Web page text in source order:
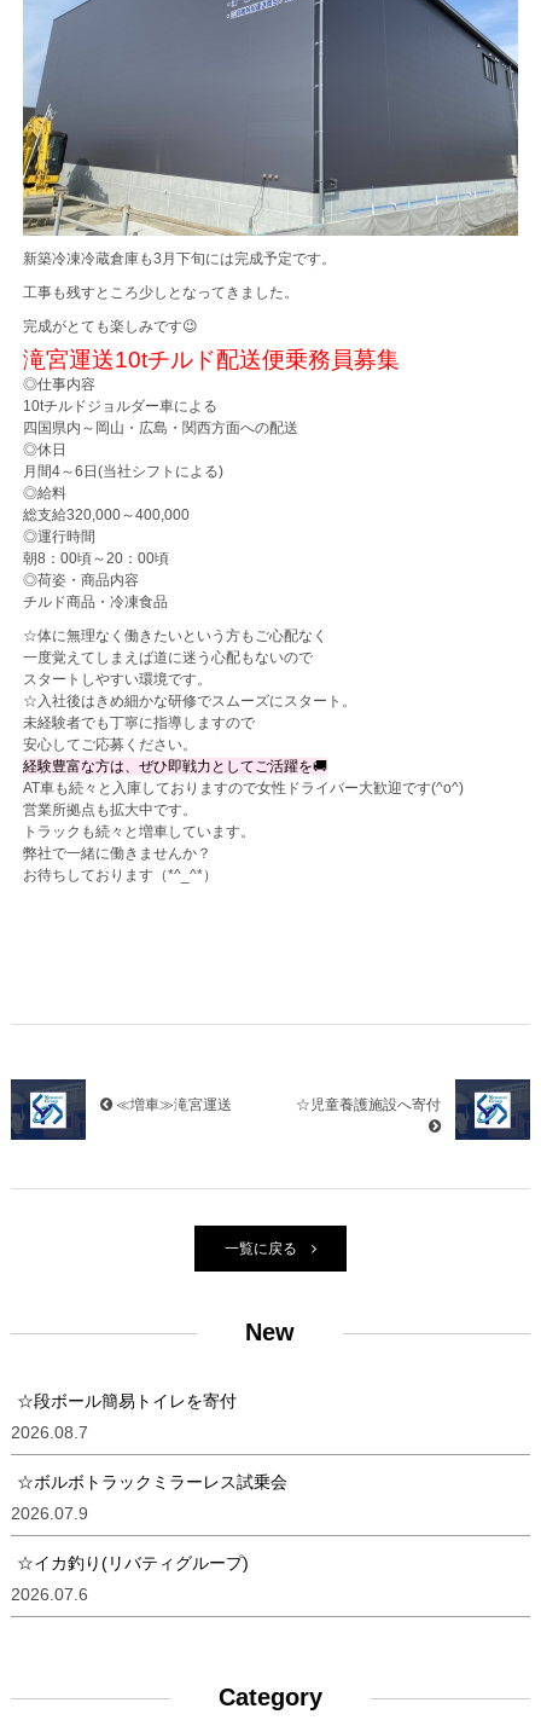
新築冷凍冷蔵倉庫も3月下旬には完成予定です。
工事も残すところ少しとなってきました。
完成がとても楽しみです😉
滝宮運送10tチルド配送便乗務員募集
◎仕事内容
10tチルドジョルダー車による
四国県内～岡山・広島・関西方面への配送
◎休日
月間4～6日(当社シフトによる)
◎給料
総支給320,000～400,000
◎運行時間
朝8：00頃～20：00頃
◎荷姿・商品内容
チルド商品・冷凍食品
☆体に無理なく働きたいという方もご心配なく
一度覚えてしまえば道に迷う心配もないので
スタートしやすい環境です。
☆入社後はきめ細かな研修でスムーズにスタート。
未経験者でも丁寧に指導しますので
安心してご応募ください。
経験豊富な方は、ぜひ即戦力としてご活躍を🚚
AT車も続々と入庫しておりますので女性ドライバー大歓迎です(^o^)
営業所拠点も拡大中です。
トラックも続々と増車しています。
弊社で一緒に働きませんか？
お待ちしております（*^_^*）
≪増車≫滝宮運送 ☆児童養護施設へ寄付
一覧に戻る
New
☆段ボール簡易トイレを寄付
2026.08.7
☆ボルボトラックミラーレス試乗会
2026.07.9
☆イカ釣り(リバティグループ)
2026.07.6
Category